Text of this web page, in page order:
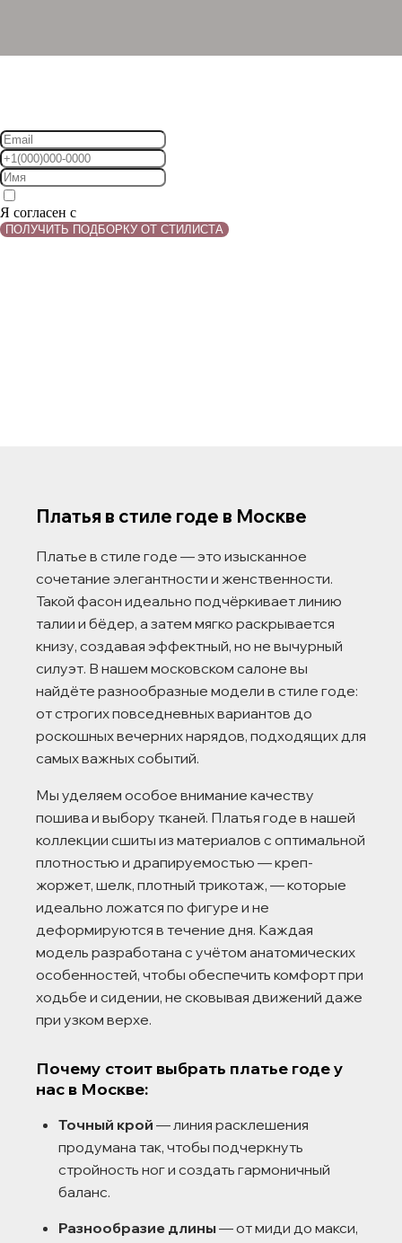
Я согласен с
ПОЛУЧИТЬ ПОДБОРКУ ОТ СТИЛИСТА
Платья в стиле годе в Москве
Платье в стиле годе — это изысканное
сочетание элегантности и женственности.
Такой фасон идеально подчёркивает линию
талии и бёдер, а затем мягко раскрывается
книзу, создавая эффектный, но не вычурный
силуэт. В нашем московском салоне вы
найдёте разнообразные модели в стиле годе:
от строгих повседневных вариантов до
роскошных вечерних нарядов, подходящих для
самых важных событий.
Мы уделяем особое внимание качеству
пошива и выбору тканей. Платья годе в нашей
коллекции сшиты из материалов с оптимальной
плотностью и драпируемостью — креп-
жоржет, шелк, плотный трикотаж, — которые
идеально ложатся по фигуре и не
деформируются в течение дня. Каждая
модель разработана с учётом анатомических
особенностей, чтобы обеспечить комфорт при
ходьбе и сидении, не сковывая движений даже
при узком верхе.
Почему стоит выбрать платье годе у
нас в Москве:
Точный крой — линия расклешения
продумана так, чтобы подчеркнуть
стройность ног и создать гармоничный
баланс.
Разнообразие длины— от миди до макси,